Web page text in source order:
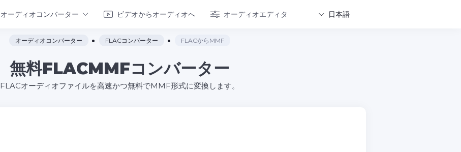
オーディオコンバーター ビデオからオーディオへ オーディオエディタ 日本語
オーディオコンバーター FLACコンバーター FLACからMMF
無料FLACMMFコンバーター
FLACオーディオファイルを高速かつ無料でMMF形式に変換します。